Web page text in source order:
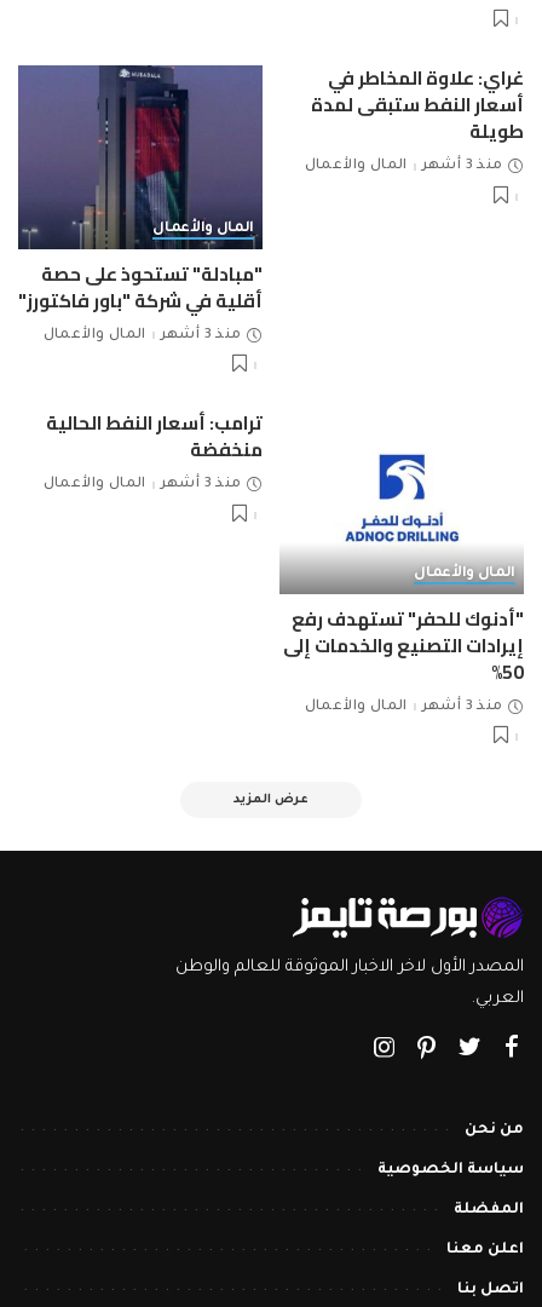
غراي: علاوة المخاطر في
أسعار النفط ستبقى لمدة
طويلة
منذ 3 أشهر المال والأعمال
المال والأعمال
"مبادلة" تستحوذ على حصة
أقلية في شركة "باور فاكتورز"
منذ 3 أشهر المال والأعمال
المال والأعمال
"أدنوك للحفر" تستهدف رفع
إيرادات التصنيع والخدمات إلى
50%
منذ 3 أشهر المال والأعمال
ترامب: أسعار النفط الحالية
منخفضة
منذ 3 أشهر المال والأعمال
عرض المزيد
المصدر الأول لاخر الاخبار الموثوقة للعالم والوطن
العربي.
من نحن
سياسة الخصوصية
المفضلة
اعلن معنا
اتصل بنا